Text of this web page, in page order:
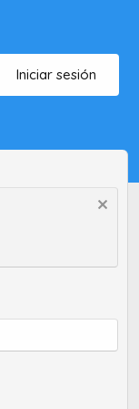
Iniciar sesión